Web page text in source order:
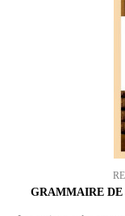
GRAMMAIRE